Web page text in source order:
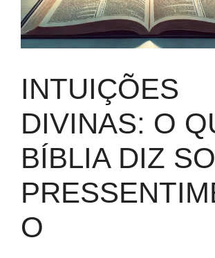
INTUIÇÕES
DIVINAS: O
BÍBLIA DIZ
O